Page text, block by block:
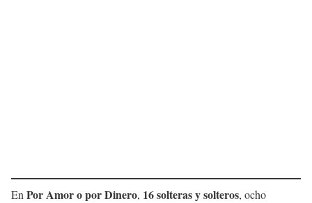
En Por Amor o por Dinero, 16 solteras y solteros, ocho